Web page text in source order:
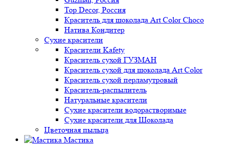
Top Decor, Россия
Краситель для шоколада Art Color Choco
Натива Кондитер
Сухие красители
Красители Kafety
Краситель сухой ГУЗМАН
Краситель сухой для шоколада Art Color
Краситель сухой перламутровый
Краситель-распылитель
Натуральные красители
Сухие красители водорастворимые
Сухие красители для Шоколада
Цветочная пыльца
Мастика